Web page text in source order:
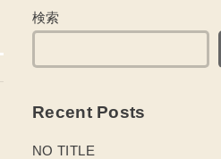
検索
Recent Posts
NO TITLE